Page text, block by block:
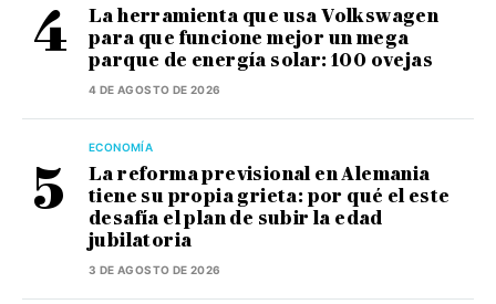
La herramienta que usa Volkswagen
para que funcione mejor un mega
parque de energía solar: 100 ovejas
4 DE AGOSTO DE 2026
ECONOMÍA
La reforma previsional en Alemania
tiene su propia grieta: por qué el este
desafía el plan de subir la edad
jubilatoria
3 DE AGOSTO DE 2026